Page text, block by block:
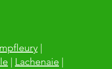
|
| Lachenaie |